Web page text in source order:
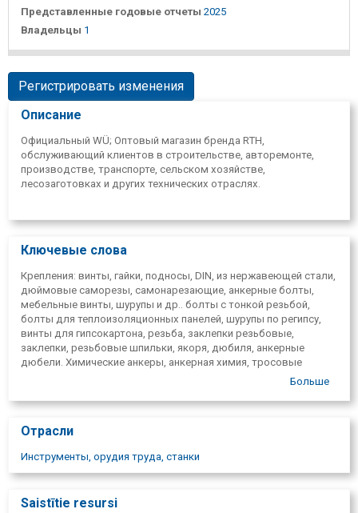
Представленные годовые отчеты 2025
Владельцы 1
Регистрировать изменения
Описание
Официальный WÜ; Оптовый магазин бренда RTH,
обслуживающий клиентов в строительстве, авторемонте,
производстве, транспорте, сельском хозяйстве,
лесозаготовках и других технических отраслях.
Ключевые слова
Крепления: винты, гайки, подносы, DIN, из нержавеющей стали,
дюймовые саморезы, самонарезающие, анкерные болты,
мебельные винты, шурупы и др.. болты с тонкой резьбой,
болты для теплоизоляционных панелей, шурупы по регипсу,
винты для гипсокартона, резьба, заклепки резьбовые,
заклепки, резьбовые шпильки, якоря, дюбиля, анкерные
дюбели. Химические анкеры, анкерная химия, тросовые
крепления, монтажные ленты, уплотнительные кольца,
стержневые заклёпки, профили, скобы, скобы для труб,
HV болты, винтовые машины, алмазные буровые установки,
инструменты. Автотовары: сменные резинки для дворников,
предохранители, фары, маяки, зажимы для аккумуляторов,
труб, химические товары и смазки, полировочные пасты,
Больше
Отрасли
Инструменты, орудия труда, станки
Saistītie resursi